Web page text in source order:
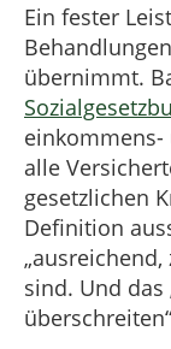
Ein fester
übernimmt.
alle
gesetzlichen
Definition
sind. Und